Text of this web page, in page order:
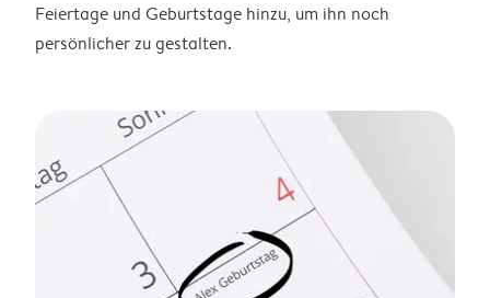
Feiertage und Geburtstage hinzu, um ihn noch
persönlicher zu gestalten.